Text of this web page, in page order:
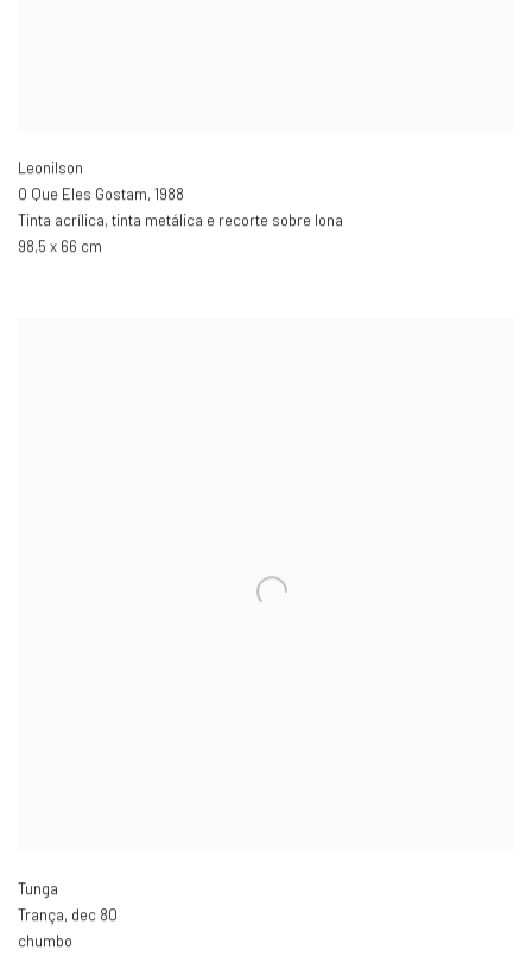
Leonilson
O Que Eles Gostam, 1988
Tinta acrílica, tinta metálica e recorte sobre lona
98,5 x 66 cm
Tunga
Trança, dec 80
chumbo